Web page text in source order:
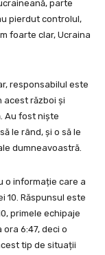
parte
pierdut controlul,
foarte clar, Ucraina
responsabilul este
acest război și
Au fost niște
le rând, și o să le
dumneavoastră.
o informație care a
10. Răspunsul este
primele echipaje
6:47, deci o
tip de situații